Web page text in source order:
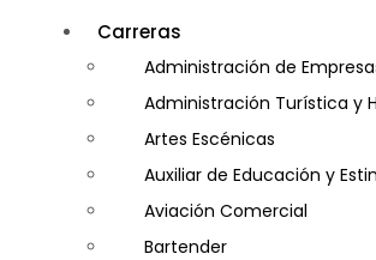
Minería e Hidrocarburos
Salud y Psicología
Seguridad
Carreras
Administración de
Administración Turística y
Artes Escénicas
Auxiliar de Educación y
Aviación Comercial
Bartender